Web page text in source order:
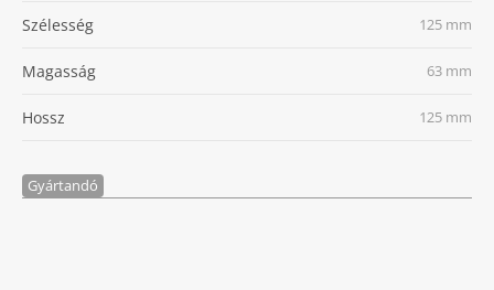
Szélesség 125 mm
Magasság 63 mm
Hossz 125 mm
Gyártandó